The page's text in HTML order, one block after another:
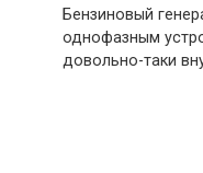
Бензиновый
однофазным
довольно-таки